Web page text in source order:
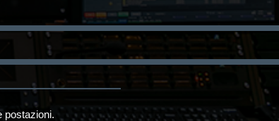
postazioni.